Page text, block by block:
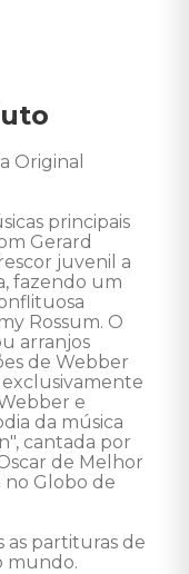
Original
principais
Gerard
juvenil a
fazendo um
Rossum. O
arranjos
de Webber
e
da música
cantada por
de Melhor
no Globo de
partituras de
mundo.